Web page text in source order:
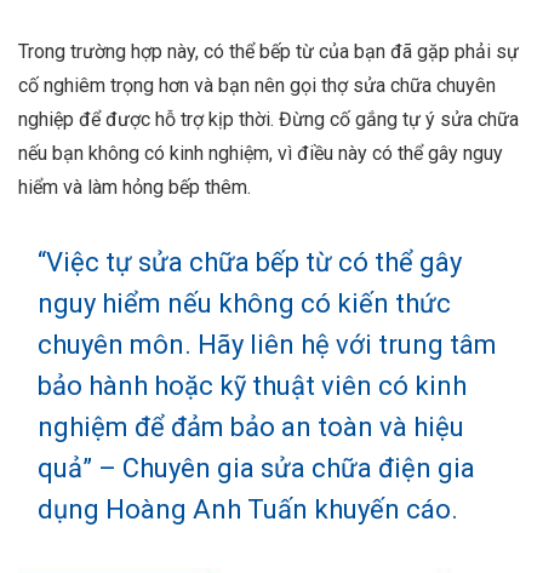
Trong trường hợp này, có thể bếp từ của bạn đã gặp phải sự
cố nghiêm trọng hơn và bạn nên gọi thợ sửa chữa chuyên
nghiệp để được hỗ trợ kịp thời. Đừng cố gắng tự ý sửa chữa
nếu bạn không có kinh nghiệm, vì điều này có thể gây nguy
hiểm và làm hỏng bếp thêm.
“Việc tự sửa chữa bếp từ có thể gây
nguy hiểm nếu không có kiến thức
chuyên môn. Hãy liên hệ với trung tâm
bảo hành hoặc kỹ thuật viên có kinh
nghiệm để đảm bảo an toàn và hiệu
quả” – Chuyên gia sửa chữa điện gia
dụng Hoàng Anh Tuấn khuyến cáo.